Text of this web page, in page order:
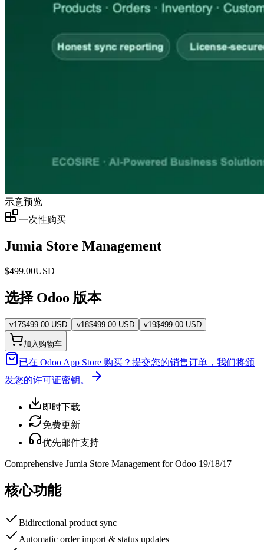
示意预览
一次性购买
Jumia Store Management
$499.00USD
选择 Odoo 版本
v17$499.00 USD v18$499.00 USD v19$499.00 USD
加入购物车
已在 Odoo App Store 购买？ 提交您的销售订单，我们将颁
发您的许可证密钥。
即时下载
免费更新
优先邮件支持
Comprehensive Jumia Store Management for Odoo 19/18/17
核心功能
Bidirectional product sync
Automatic order import & status updates